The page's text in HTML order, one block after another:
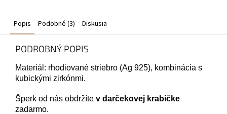
Popis Podobné (3) Diskusia
PODROBNÝ POPIS
Materiál: rhodiované striebro (Ag 925), kombinácia s
kubickými zirkónmi.
Šperk od nás obdržíte v darčekovej krabičke
zadarmo.